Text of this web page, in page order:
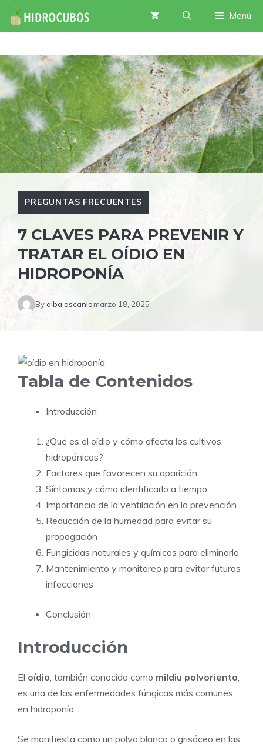
Saltar
Menú
PREGUNTAS FRECUENTES
7 CLAVES PARA PREVENIR Y
TRATAR EL OÍDIO EN
HIDROPONÍA
By alba ascaniomarzo 18, 2025
Tabla de Contenidos
Introducción
¿Qué es el oídio y cómo afecta los cultivos
hidropónicos?
Factores que favorecen su aparición
Síntomas y cómo identificarlo a tiempo
Importancia de la ventilación en la prevención
Reducción de la humedad para evitar su
propagación
Fungicidas naturales y químicos para eliminarlo
Mantenimiento y monitoreo para evitar futuras
infecciones
Conclusión
Introducción
El oídio, también conocido como mildiu polvoriento,
es una de las enfermedades fúngicas más comunes
en hidroponía.
Se manifiesta como un polvo blanco o grisáceo en las